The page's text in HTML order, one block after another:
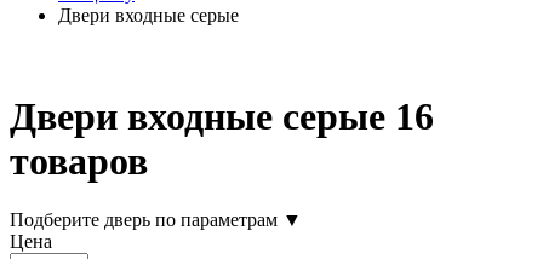
Двери входные серые
Двери входные серые 16
товаров
Подберите дверь по параметрам ▼
Цена